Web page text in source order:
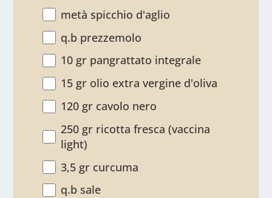
metà spicchio d'aglio
q.b prezzemolo
10 gr pangrattato integrale
15 gr olio extra vergine d'oliva
120 gr cavolo nero
250 gr ricotta fresca (vaccina
light)
3,5 gr curcuma
q.b sale